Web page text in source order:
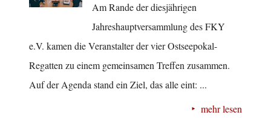
Am Rande der diesjährigen
Jahreshauptversammlung des FKY
e.V. kamen die Veranstalter der vier Ostseepokal-
Regatten zu einem gemeinsamen Treffen zusammen.
Auf der Agenda stand ein Ziel, das alle eint: ...
mehr lesen